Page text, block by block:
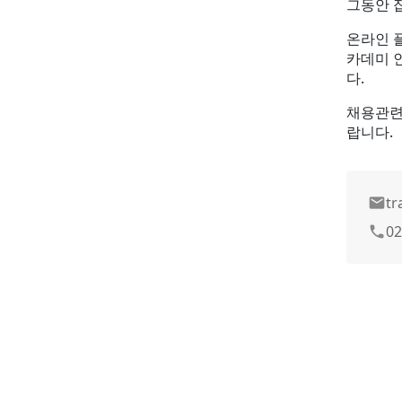
그동안
온라인
카데미
다.
채용관
랍니다.
email
phone